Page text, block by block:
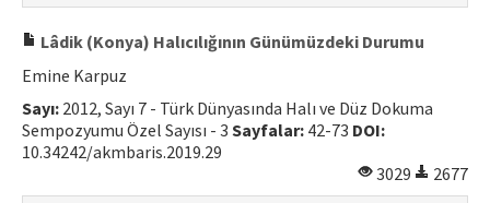
Lâdik (Konya) Halıcılığının Günümüzdeki Durumu
Emine Karpuz
Sayı: 2012, Sayı 7 - Türk Dünyasında Halı ve Düz Dokuma
Sempozyumu Özel Sayısı - 3 Sayfalar: 42-73 DOI:
10.34242/akmbaris.2019.29
3029
2677